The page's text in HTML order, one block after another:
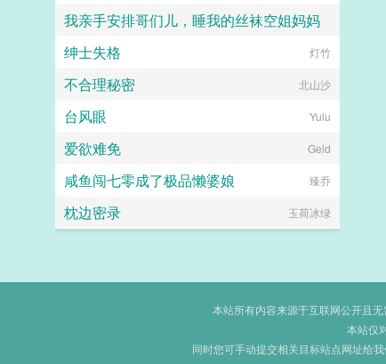
我亲手安排哥们儿，睡我的丝袜空姐妈妈
hhkdesu
绅士失格 灯竹
不合理秘密 北山沙
台风眼 Yulu
爱欲难免 Geld
咸鱼闯七零成了极品懒婆娘 臻乔
枕边密录 玉荷冰绿
本站所有内容来源于互联网公开且
本站仅
同时您可手动提交相关目标站点网址给